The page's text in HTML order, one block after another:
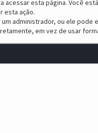
acessar esta página. Você
esta ação.
administrador, ou ele pode
em vez de usar